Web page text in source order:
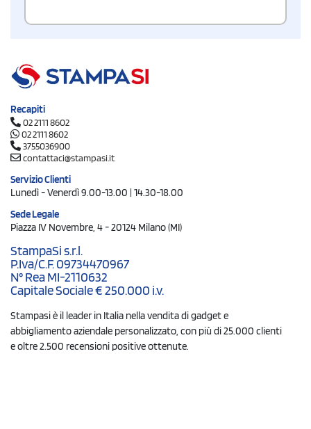
Recapiti
02 2111 8602
02 2111 8602
3755036900
contattaci@stampasi.it
Servizio Clienti
Lunedì - Venerdì 9.00-13.00 | 14.30-18.00
Sede Legale
Piazza IV Novembre, 4 - 20124 Milano (MI)
StampaSi s.r.l.
P.Iva/C.F. 09734470967
N° Rea MI-2110632
Capitale Sociale € 250.000 i.v.
Stampasi è il leader in Italia nella vendita di gadget e
abbigliamento aziendale personalizzato, con più di 25.000 clienti
e oltre 2.500 recensioni positive ottenute.